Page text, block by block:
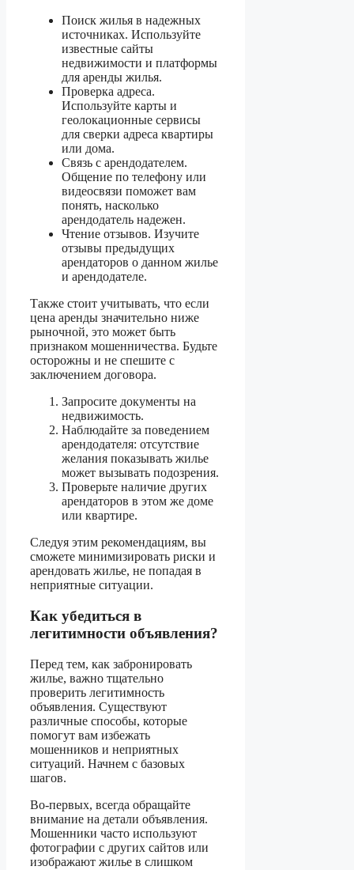
Поиск жилья в надежных
источниках. Используйте
известные сайты
недвижимости и платформы
для аренды жилья.
Проверка адреса.
Используйте карты и
геолокационные сервисы
для сверки адреса квартиры
или дома.
Связь с арендодателем.
Общение по телефону или
видеосвязи поможет вам
понять, насколько
арендодатель надежен.
Чтение отзывов. Изучите
отзывы предыдущих
арендаторов о данном жилье
и арендодателе.
Также стоит учитывать, что если
цена аренды значительно ниже
рыночной, это может быть
признаком мошенничества. Будьте
осторожны и не спешите с
заключением договора.
Запросите документы на
недвижимость.
Наблюдайте за поведением
арендодателя: отсутствие
желания показывать жилье
может вызывать подозрения.
Проверьте наличие других
арендаторов в этом же доме
или квартире.
Следуя этим рекомендациям, вы
сможете минимизировать риски и
арендовать жилье, не попадая в
неприятные ситуации.
Как убедиться в
легитимности объявления?
Перед тем, как забронировать
жилье, важно тщательно
проверить легитимность
объявления. Существуют
различные способы, которые
помогут вам избежать
мошенников и неприятных
ситуаций. Начнем с базовых
шагов.
Во-первых, всегда обращайте
внимание на детали объявления.
Мошенники часто используют
фотографии с других сайтов или
изображают жилье в слишком